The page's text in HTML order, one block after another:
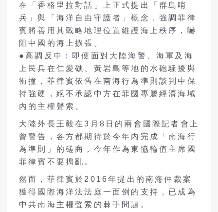
在「香格里拉對話」上正式提出「群島哨
兵」與「海洋自由守護者」概念，強調菲律
賓將善用其戰略地理位置維護海上秩序，嚇
阻中國的海上擴張。
●高調反中：即便面對大陸海警、海軍及海
上民兵在仁愛礁、黃岩島等地的水砲騷擾與
衝撞，菲律賓依舊在南海行為準則談判中保
持強硬，絕不承認中方在菲國專屬經濟海域
內的主權聲索。
大陸外長王毅在3 月 8 日的兩會國際記者會上
曾警告，各方都期待於今年內完成「南海行
為準則」的磋商，今年作為東協輪值主席國
菲律賓不要搗亂。
然而，菲律賓於 2016年提出的南海仲裁案
獲得國際海洋法法庭一面倒的支持，已成為
中共南海主權聲索的棘手問題。